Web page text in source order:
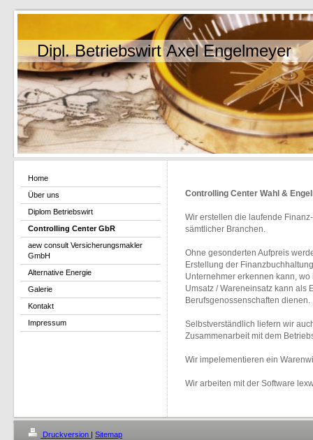
Dipl. Betriebswirt Axel Engelmeyer
Home
Über uns
Diplom Betriebswirt
Controlling Center GbR
aew consult Versicherungsmakler
GmbH
Alternative Energie
Galerie
Kontakt
Impressum
Controlling Center Wahl &
Wir erstellen die laufende
sämtlicher Branchen.
Ohne gesonderten Aufpreis
Erstellung der
Unternehmer erkennen kann,
Umsatz / Wareneinsatz kann als
Berufsgenossenschaften dienen.
Selbstverständlich liefern wir
Zusammenarbeit mit dem
Wir impelementieren ein
Wir arbeiten mit der Software
Druckversion | Sitemap